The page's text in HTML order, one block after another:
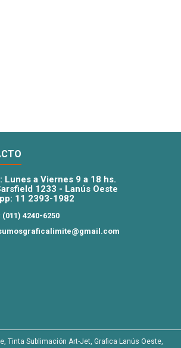
Lunes a Viernes 9 a 18 hs.
1233 - Lanús Oeste
11 2393-1982
(011) 4240-6250
Tinta Sublimación Art-Jet, Grafica Lanús Oeste,